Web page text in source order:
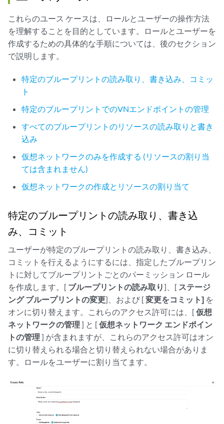
これらのユース ケースは、ロールとユーザーの操作方法
を理解することを目的としています。ロールとユーザーを
作成するための具体的な手順については、後のセクション
で説明します。
特定のブループリントの読み取り、書き込み、コミッ
ト
特定のブループリントでのVNエンドポイントの管理
すべてのブループリントのリソースの読み取りと書き
込み
仮想ネットワークのみを作成する (リソースの割り当
ては含まれません)
仮想ネットワークの作成とリソースの割り当て
特定のブループリントの読み取り、書き込
み、コミット
ユーザーが特定のブループリントの読み取り、書き込み、
コミットを行えるようにするには、指定したブループリン
トに対してブループリントごとのパーミッション ロール
を作成します。[ ブループリントの読み取り]、[ ステージ
ング ブループリントの変更]、および [ 変更をコミット] を
オンに切り替えます。これらのアクセス許可には、[ 仮想
ネットワークの管理 ] と [ 仮想ネットワーク エンドポイン
トの管理 ] が含まれますが、これらのアクセス許可はオン
に切り替えられる場合と切り替えられない場合がありま
す。ロールをユーザーに割り当てます。